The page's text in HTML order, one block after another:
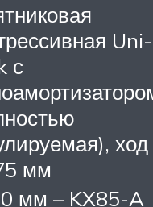
Uni-
с
ход
мм
мм – KX85-A